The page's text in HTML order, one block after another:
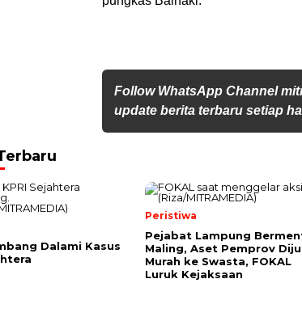
Follow WhatsApp Channel
update berita terbaru setiap
Dalami Kasus
Peristiwa
Pejabat Lampung
Maling, Aset Pemprov
Murah ke Swasta, FOKAL
Luruk Kejaksaan